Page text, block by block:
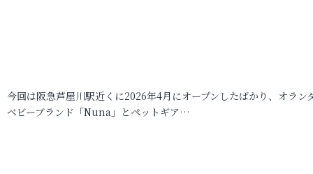
今回は阪急芦屋川駅近くに2026年4月にオープンしたばかり、オラン
ベビーブランド「Nuna」とペットギア…